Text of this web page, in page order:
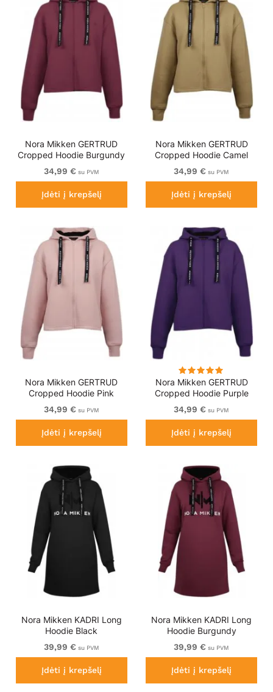
Nora Mikken GERTRUD
Cropped Hoodie Burgundy
34,99 € su PVM
Įdėti į krepšelį
Nora Mikken GERTRUD
Cropped Hoodie Camel
34,99 € su PVM
Įdėti į krepšelį
Nora Mikken GERTRUD
Cropped Hoodie Pink
34,99 € su PVM
Įdėti į krepšelį
Nora Mikken GERTRUD
Cropped Hoodie Purple
34,99 € su PVM
Įdėti į krepšelį
Nora Mikken KADRI Long
Hoodie Black
39,99 € su PVM
Įdėti į krepšelį
Nora Mikken KADRI Long
Hoodie Burgundy
39,99 € su PVM
Įdėti į krepšelį